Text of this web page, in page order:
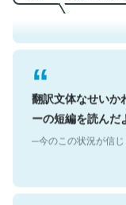
翻訳文体なせいか
ーの短編を読んだ
─今のこの状況が信